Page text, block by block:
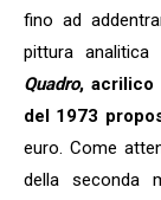
fino ad
pittura analitica
Quadro, acrilico
del 1973
euro. Come
della seconda